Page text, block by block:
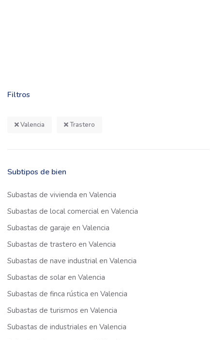
Filtros
Valencia Trastero
Subtipos de bien
Subastas de vivienda en Valencia
Subastas de local comercial en Valencia
Subastas de garaje en Valencia
Subastas de trastero en Valencia
Subastas de nave industrial en Valencia
Subastas de solar en Valencia
Subastas de finca rústica en Valencia
Subastas de turismos en Valencia
Subastas de industriales en Valencia